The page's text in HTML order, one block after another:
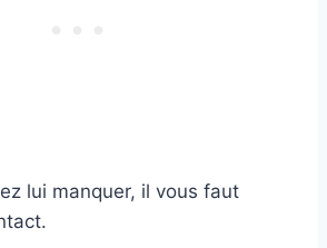
lui manquer, il vous faut